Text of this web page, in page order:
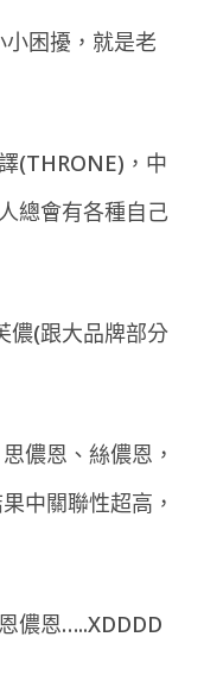
困擾，就是老
(THRONE)，中
總會有各種自己
儂(跟大品牌部分
儂恩、絲儂恩，
中關聯性超高，
儂恩…..XDDDD